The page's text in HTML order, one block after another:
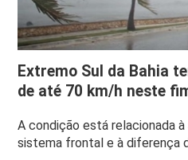
Extremo Sul da Bahia
de até 70 km/h neste
A condição está relacionada
sistema frontal e à diferença